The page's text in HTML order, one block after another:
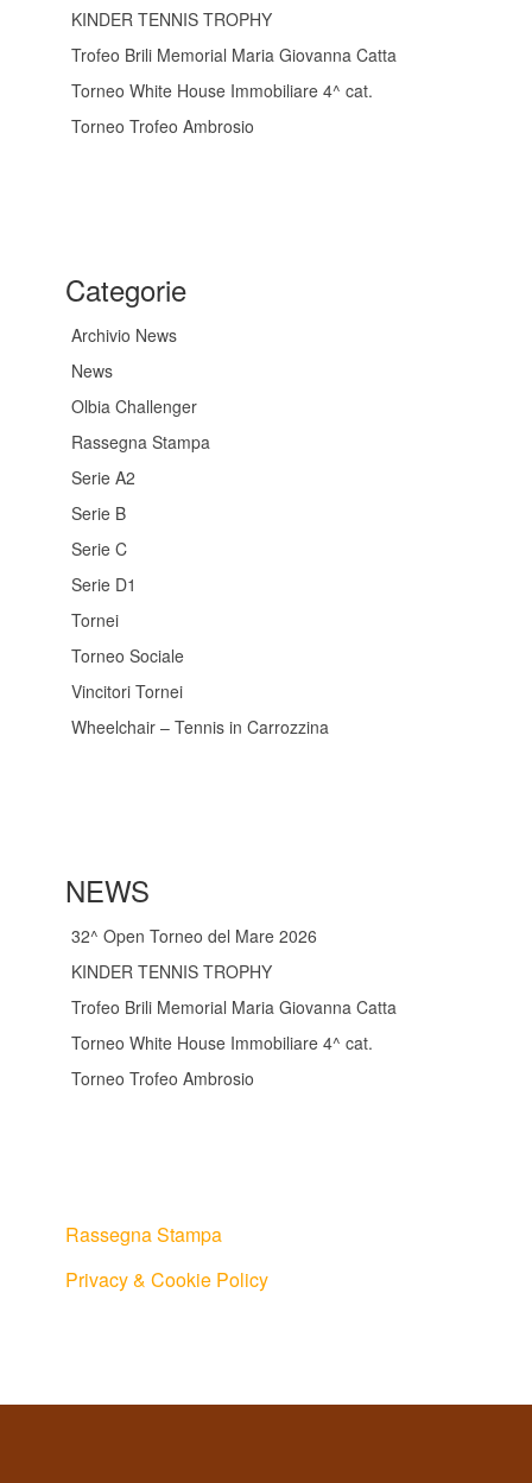
KINDER TENNIS TROPHY
Trofeo Brili Memorial Maria Giovanna Catta
Torneo White House Immobiliare 4^ cat.
Torneo Trofeo Ambrosio
Categorie
Archivio News
News
Olbia Challenger
Rassegna Stampa
Serie A2
Serie B
Serie C
Serie D1
Tornei
Torneo Sociale
Vincitori Tornei
Wheelchair – Tennis in Carrozzina
NEWS
32^ Open Torneo del Mare 2026
KINDER TENNIS TROPHY
Trofeo Brili Memorial Maria Giovanna Catta
Torneo White House Immobiliare 4^ cat.
Torneo Trofeo Ambrosio
Rassegna Stampa
Privacy & Cookie Policy